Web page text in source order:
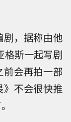
剧，据称由他
格斯一起写剧
前会再拍一部
》不会很快推